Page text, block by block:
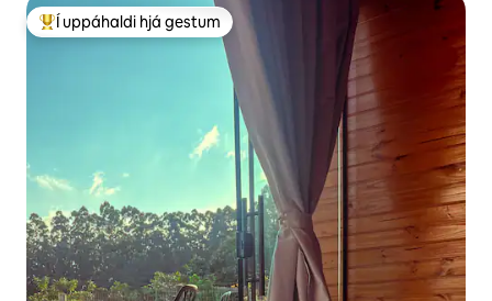
Í mestu uppáhaldi hjá gestum
Í uppáhaldi hjá gestum